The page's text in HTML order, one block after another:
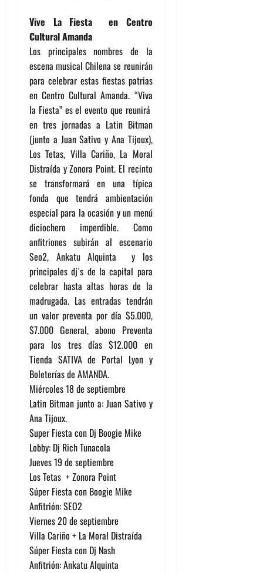
Vive La Fiesta en Centro
Cultural Amanda
Los principales nombres de la
escena musical Chilena se reunirán
para celebrar estas fiestas patrias
en Centro Cultural Amanda. “Viva
la Fiesta” es el evento que reunirá
en tres jornadas a Latin Bitman
(junto a Juan Sativo y Ana Tijoux),
Los Tetas, Villa Cariño, La Moral
Distraída y Zonora Point. El recinto
se transformará en una típica
fonda que tendrá ambientación
especial para la ocasión y un menú
diciochero imperdible. Como
anfitriones subirán al escenario
Seo2, Ankatu Alquinta y los
principales dj´s de la capital para
celebrar hasta altas horas de la
madrugada. Las entradas tendrán
un valor preventa por día $5.000,
$7.000 General, abono Preventa
para los tres días $12.000 en
Tienda SATIVA de Portal Lyon y
Boleterías de AMANDA.
Miércoles 18 de septiembre
Latin Bitman junto a: Juan Sativo y
Ana Tijoux.
Super Fiesta con Dj Boogie Mike
Lobby: Dj Rich Tunacola
Jueves 19 de septiembre
Los Tetas + Zonora Point
Súper Fiesta con Boogie Mike
Anfitrión: SEO2
Viernes 20 de septiembre
Villa Cariño + La Moral Distraída
Súper Fiesta con Dj Nash
Anfitrión: Ankatu Alquinta